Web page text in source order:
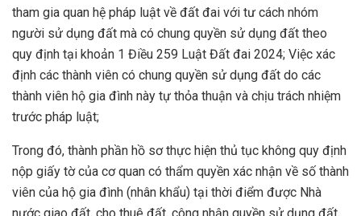
tham gia quan hệ pháp luật về đất đai với tư cách nhóm
người sử dụng đất mà có chung quyền sử dụng đất theo
quy định tại khoản 1 Điều 259 Luật Đất đai 2024; Việc xác
định các thành viên có chung quyền sử dụng đất do các
thành viên hộ gia đình này tự thỏa thuận và chịu trách nhiệm
trước pháp luật;
Trong đó, thành phần hồ sơ thực hiện thủ tục không quy định
nộp giấy tờ của cơ quan có thẩm quyền xác nhận về số thành
viên của hộ gia đình (nhân khẩu) tại thời điểm được Nhà